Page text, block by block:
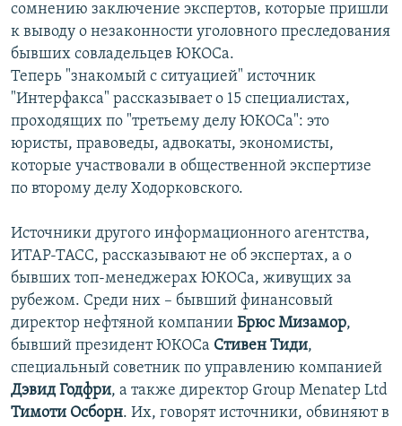
сомнению заключение экспертов, которые пришли
к выводу о незаконности уголовного преследования
бывших совладельцев ЮКОСа.
Теперь "знакомый с ситуацией" источник
"Интерфакса" рассказывает о 15 специалистах,
проходящих по "третьему делу ЮКОСа": это
юристы, правоведы, адвокаты, экономисты,
которые участвовали в общественной экспертизе
по второму делу Ходорковского.
Источники другого информационного агентства,
ИТАР-ТАСС, рассказывают не об экспертах, а о
бывших топ-менеджерах ЮКОСа, живущих за
рубежом. Среди них – бывший финансовый
директор нефтяной компании Брюс Мизамор,
бывший президент ЮКОСа Стивен Тиди,
специальный советник по управлению компанией
Дэвид Годфри, а также директор Group Menatep Ltd
Тимоти Осборн. Их, говорят источники, обвиняют в